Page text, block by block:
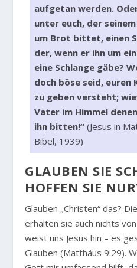
aufgetan werden.
unter euch, der
um Brot bittet, einen
der, wenn er ihn um
eine Schlange gäbe?
doch böse seid, euren
zu geben versteht;
Vater im Himmel
ihn bitten!“(Jesus in
Bibel, 1939)
GLAUBEN SIE
HOFFEN SIE
Glauben „Christen“ das?
erhalten sie auch nichts
weist uns Jesus hin – es
Glauben (Matthäus 9:29).